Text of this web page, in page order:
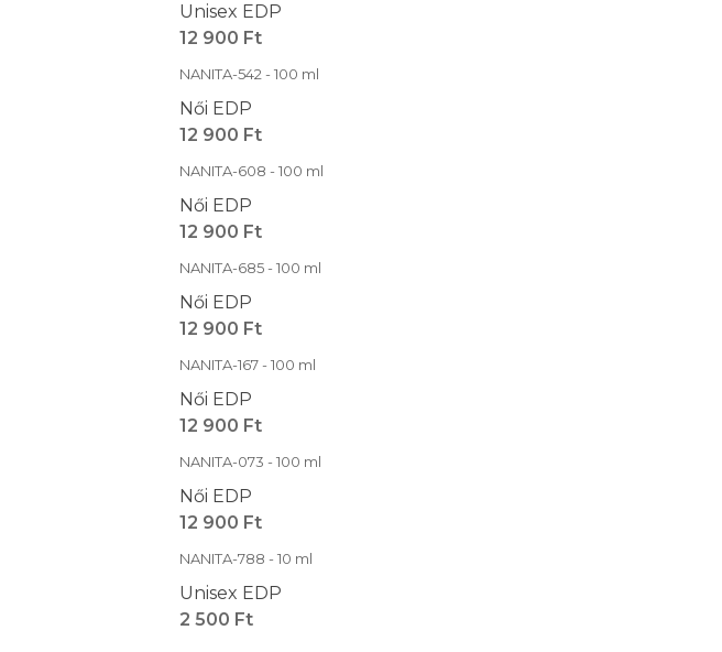
Unisex EDP
12 900 Ft
NANITA-542 - 100 ml
Női EDP
12 900 Ft
NANITA-608 - 100 ml
Női EDP
12 900 Ft
NANITA-685 - 100 ml
Női EDP
12 900 Ft
NANITA-167 - 100 ml
Női EDP
12 900 Ft
NANITA-073 - 100 ml
Női EDP
12 900 Ft
NANITA-788 - 10 ml
Unisex EDP
2 500 Ft